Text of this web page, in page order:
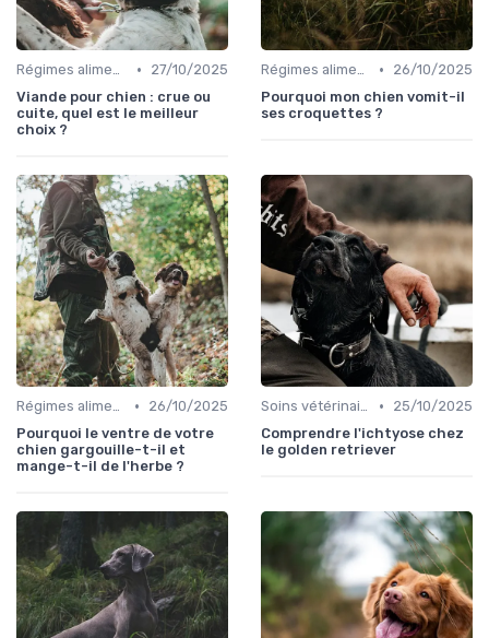
Régimes alimentaires spécifiques •
27/10/2025
Viande pour chien : crue ou
cuite, quel est le meilleur
choix ?
Régimes alimentaires spécifiques •
26/10/2025
Pourquoi mon chien vomit-il
ses croquettes ?
Régimes alimentaires spécifiques •
26/10/2025
Pourquoi le ventre de votre
chien gargouille-t-il et
mange-t-il de l'herbe ?
Soins vétérinaires pour chiens de chasse •
25/10/2025
Comprendre l'ichtyose chez
le golden retriever